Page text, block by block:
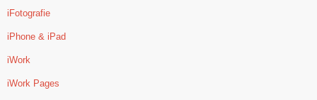
iFotografie
iPhone & iPad
iWork
iWork Pages